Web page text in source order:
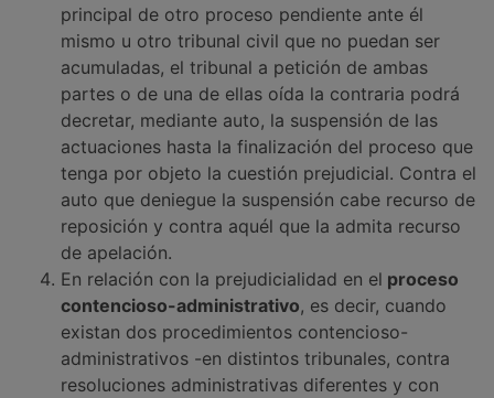
principal de otro proceso pendiente ante él
mismo u otro tribunal civil que no puedan ser
acumuladas, el tribunal a petición de ambas
partes o de una de ellas oída la contraria podrá
decretar, mediante auto, la suspensión de las
actuaciones hasta la finalización del proceso que
tenga por objeto la cuestión prejudicial. Contra el
auto que deniegue la suspensión cabe recurso de
reposición y contra aquél que la admita recurso
de apelación.
En relación con la prejudicialidad en el proceso
contencioso-administrativo, es decir, cuando
existan dos procedimientos contencioso-
administrativos -en distintos tribunales, contra
resoluciones administrativas diferentes y con